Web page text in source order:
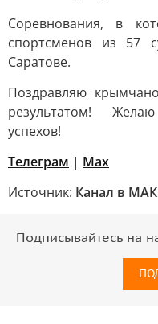
Соревнования, в
спортсменов из 57
Саратове.
Поздравляю
результатом!
успехов!
Телеграм | Мах
Источник: Канал в
Подписывайтесь на